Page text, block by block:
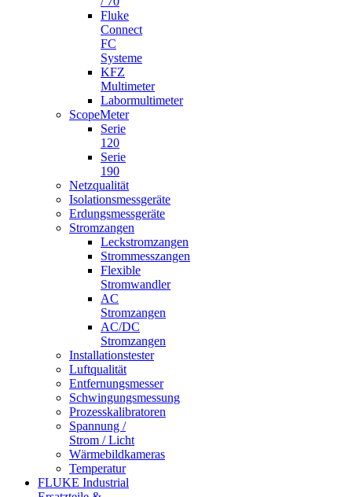
Fluke
Connect
FC
Systeme
KFZ
Multimeter
Labormultimeter
ScopeMeter
Serie
120
Serie
190
Netzqualität
Isolationsmessgeräte
Erdungsmessgeräte
Stromzangen
Leckstromzangen
Strommesszangen
Flexible
Stromwandler
AC
Stromzangen
AC/DC
Stromzangen
Installationstester
Luftqualität
Entfernungsmesser
Schwingungsmessung
Prozesskalibratoren
Spannung /
Strom / Licht
Wärmebildkameras
Temperatur
FLUKE Industrial